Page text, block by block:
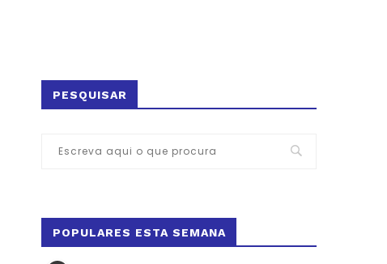
PESQUISAR
POPULARES ESTA SEMANA